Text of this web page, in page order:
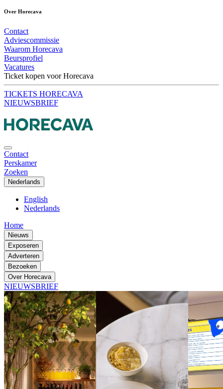
Over Horecava
Contact
Adviescommissie
Waarom Horecava
Beursprofiel
Vacatures
Ticket kopen voor Horecava
TICKETS HORECAVA
NIEUWSBRIEF
Contact
Perskamer
Zoeken
Nederlands
English
Nederlands
Home
Nieuws
Exposeren
Adverteren
Bezoeken
Over Horecava
NIEUWSBRIEF